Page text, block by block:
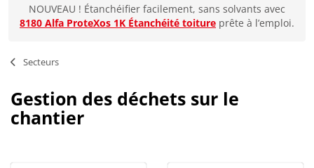
NOUVEAU ! Étanchéifier facilement, sans solvants avec
8180 Alfa ProteXos 1K Étanchéité toiture prête à l’emploi.
Secteurs
Gestion des déchets sur le
chantier